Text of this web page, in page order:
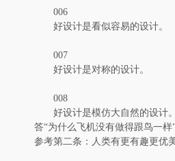
006
好设计是看似容易的设计。
007
好设计是对称的设计。
008
好设计是模仿大自然的设计。
答“为什么飞机没有做得跟鸟一
参考第二条：人类有更有趣更优